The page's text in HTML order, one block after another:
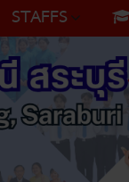
STAFFS